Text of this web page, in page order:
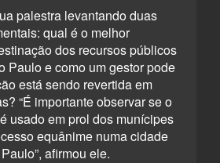
palestra levantando duas
qual é o melhor
dos recursos públicos
Paulo e como um gestor pode
está sendo revertida em
“É importante observar se o
usado em prol dos munícipes
equânime numa cidade
afirmou ele.